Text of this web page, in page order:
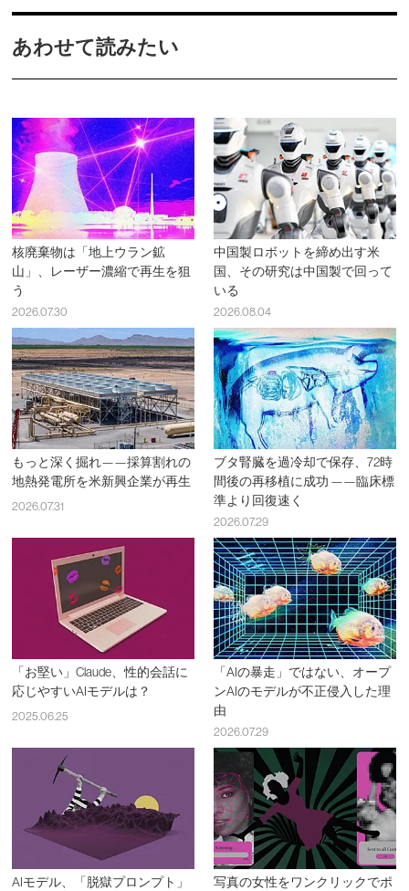
あわせて読みたい
核廃棄物は「地上ウラン鉱
山」、レーザー濃縮で再生を狙
う
2026.07.30
中国製ロボットを締め出す米
国、その研究は中国製で回って
いる
2026.08.04
もっと深く掘れ——採算割れの
地熱発電所を米新興企業が再生
2026.07.31
ブタ腎臓を過冷却で保存、72時
間後の再移植に成功 ——臨床標
準より回復速く
2026.07.29
「お堅い」Claude、性的会話に
応じやすいAIモデルは？
2025.06.25
「AIの暴走」ではない、オープ
ンAIのモデルが不正侵入した理
由
2026.07.29
AIモデル、「脱獄プロンプト」
写真の女性をワンクリックでポ